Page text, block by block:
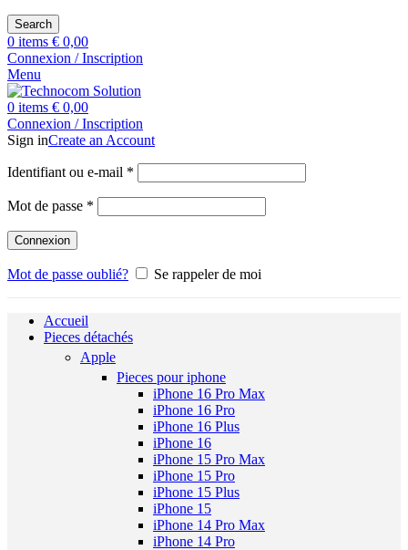
Search
0 items € 0,00
Connexion / Inscription
Menu
0 items € 0,00
Connexion / Inscription
Sign inCreate an Account
Identifiant ou e-mail *
Mot de passe *
Connexion
Mot de passe oublié? Se rappeler de moi
Accueil
Pieces détachés
Apple
Pieces pour iphone
iPhone 16 Pro Max
iPhone 16 Pro
iPhone 16 Plus
iPhone 16
iPhone 15 Pro Max
iPhone 15 Pro
iPhone 15 Plus
iPhone 15
iPhone 14 Pro Max
iPhone 14 Pro